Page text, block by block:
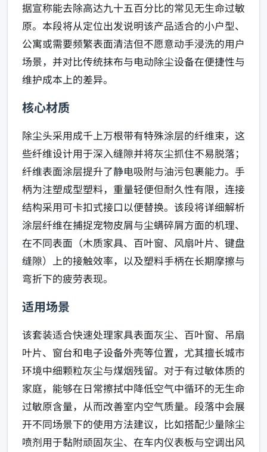
据宣称能去除高达九十五百分比的常见无生命过敏
原。本段将从定位出发说明该产品适合的小户型、
公寓或需要频繁表面清洁但不愿意动手浸洗的用户
场景，并对比传统抹布与电动除尘设备在便捷性与
维护成本上的差异。
核心材质
除尘头采用成千上万根带有特殊涂层的纤维束，这
些纤维设计用于深入缝隙并将灰尘抓住不易脱落；
纤维表面涂层提升了静电吸附与油污包裹能力。手
柄为注塑成型塑料，重量轻便但耐久性有限，连接
结构采用可卡扣式接口以便替换。该段将详细解析
涂层纤维在捕捉宠物皮屑与尘螨碎屑方面的机理、
在不同表面（木质家具、百叶窗、风扇叶片、键盘
缝隙）上的接触效率，以及塑料手柄在长期摩擦与
弯折下的疲劳表现。
适用场景
该套装适合快速处理家具表面灰尘、百叶窗、吊扇
叶片、窗台和电子设备外壳等位置，尤其擅长城市
环境中细颗粒灰尘与煤烟残留。对于有过敏体质的
家庭，能够在日常擦拭中降低空气中循环的无生命
过敏原含量，从而改善室内空气质量。段落中会展
开不同场景下的使用方法建议，比如搭配少量除尘
喷剂用于黏附顽固灰尘、在车内仪表板与空调出风